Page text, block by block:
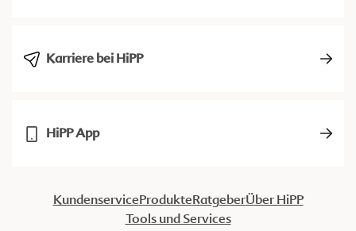
Karriere bei HiPP
HiPP App
KundenserviceProdukteRatgeberÜber HiPP
Tools und Services